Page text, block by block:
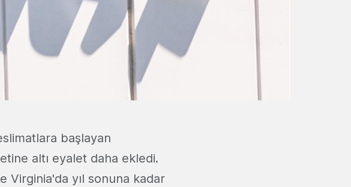
başlayan
altı eyalet daha ekledi.
Virginia'da yıl sonuna kadar